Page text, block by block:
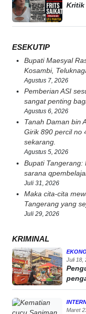
Kritik
ESEKUTIP
Bupati Maesyal
Kosambi,
Agustus 7, 2026
Pemberian ASI
sangat penting
Agustus 6, 2026
Tanah Daman bin
Girik 890 percil no
sekarang.
Agustus 5, 2026
Bupati Tangerang:
sarana
Juli 31, 2026
Maka cita-cita
Tangerang yang
Juli 29, 2026
KRIMINAL
Juli 18,
Maret